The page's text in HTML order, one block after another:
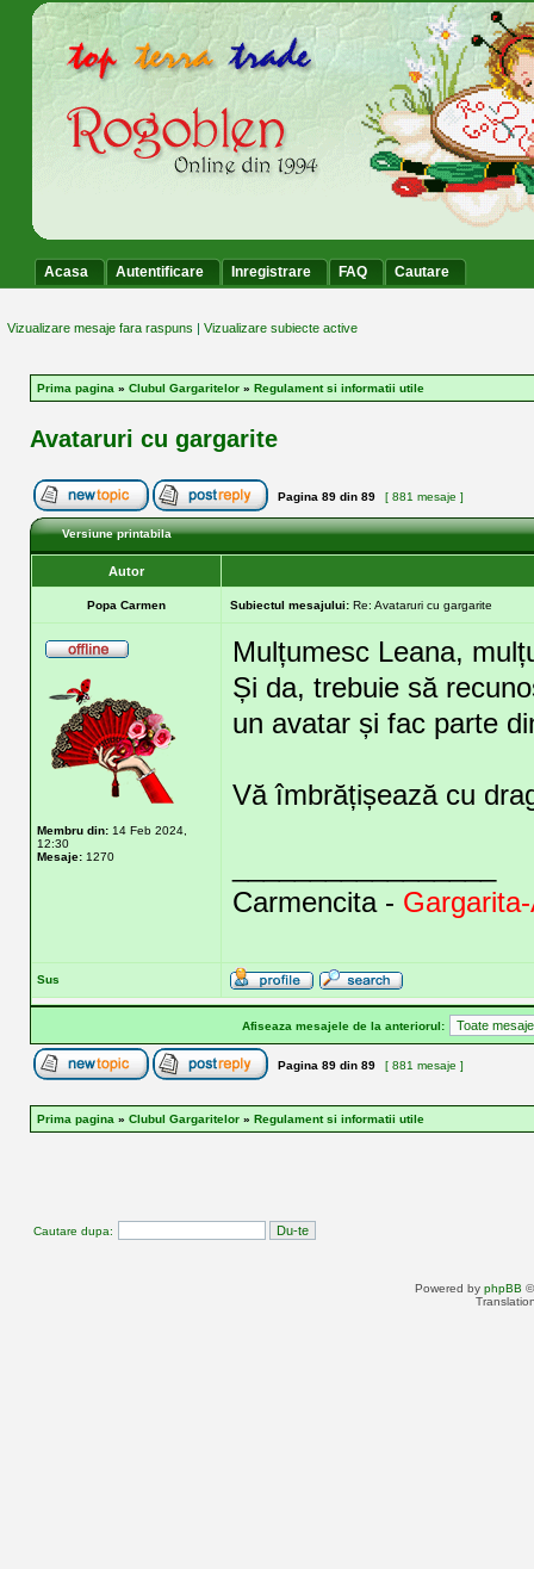
Acasa Autentificare Inregistrare FAQ Cautare
Vizualizare mesaje fara raspuns | Vizualizare subiecte active
Prima pagina » Clubul Gargaritelor » Regulament si informatii utile
Avataruri cu gargarite
Pagina 89 din 89 [ 881 mesaje ]
Versiune printabila
Autor
Popa Carmen Subiectul mesajului: Re: Avataruri cu gargarite
Membru din: 14 Feb 2024,
12:30
Mesaje: 1270
Mulțumesc Leana,
Și da, trebuie să
un avatar și fac parte
Vă îmbrățișează cu
Carmencita -
Sus
Afiseaza mesajele de la anteriorul:
Pagina 89 din 89 [ 881 mesaje ]
Prima pagina » Clubul Gargaritelor » Regulament si informatii utile
Cautare dupa:
Powered by phpBB